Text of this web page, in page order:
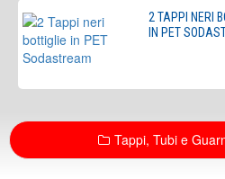
2 TAPPI NERI
IN PET
Tappi, Tubi e